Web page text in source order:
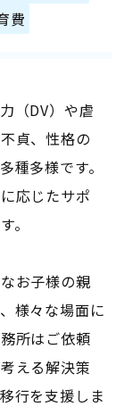
費
（DV）や虐
貞、性格の
種多様です。
応じたサポ
。
お子様の親
様々な場面に
所はご依頼
える解決策
行を支援しま